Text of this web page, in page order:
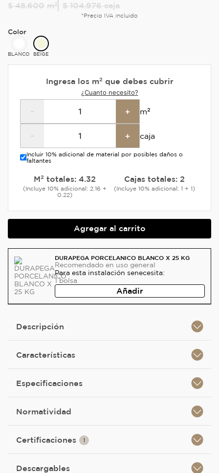
$ 48.600 m² $ 104.976caja
*Precio IVA incluido
Color
BLANCO BEIGE
Ingresa los m² que debes cubrir
¿Cuanto necesito?
- + m²
- + caja
Incluir 10% adicional de material por posibles daños o
faltantes
M² totales: 4.32
(Incluye 10% adicional: 2.16 +
0.22)
Cajas totales: 2
(Incluye 10% adicional: 1 + 1)
Agregar al carrito
DURAPEGA PORCELANICO BLANCO X 25 KG
Recomendado en uso general
Para esta instalación senecesita:
1 bolsa
Añadir
Descripción
Características
Especificaciones
Normatividad
Certificaciones 1
Descargables